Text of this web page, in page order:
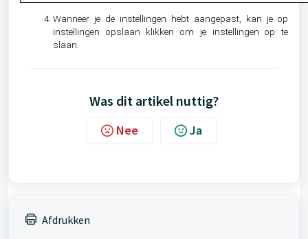
Wanneer je de instellingen hebt aangepast, kan je op
instellingen opslaan klikken om je instellingen op te
slaan.
Was dit artikel nuttig?
Nee Ja
Afdrukken